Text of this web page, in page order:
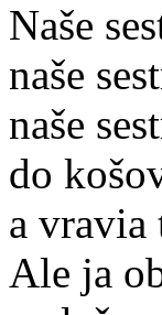
Naše
naše
naše
do
a vravia
Ale ja